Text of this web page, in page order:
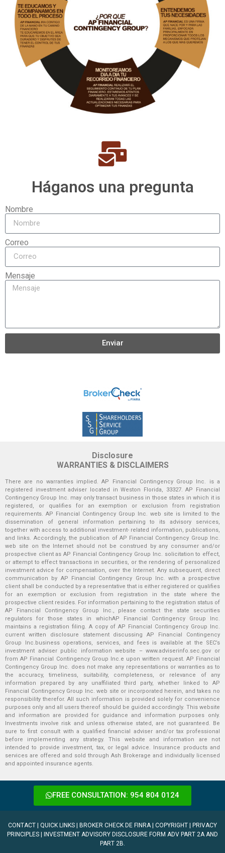
Háganos una pregunta
Nombre
Correo
Mensaje
Enviar
Disclosure
WARRANTIES & DISCLAIMERS
There are no warranties implied. AP Financial Contingency Group Inc. is a
registered investment adviser located in Weston Florida, 33327. AP Financial
Contingency Group Inc. may only transact business in those states in which it is
registered, or qualifies for an exemption or exclusion from registration
requirements. AP Financial Contingency Group Inc. web site is limited to the
dissemination of general information pertaining to its advisory services,
together with access to additional investment- related information, publications,
and links. Accordingly, the publication of AP Financial Contingency Group Inc.
web site on the Internet should not be construed by any consumer and/or
prospective client as AP Financial Contingency Group Inc. solicitation to effect,
or attempt to effect transactions in securities, or the rendering of personalized
investment advice for compensation, over the Internet. Any subsequent, direct
communication by AP Financial Contingency Group Inc. with a prospective
client shall be conducted by a representative that is either registered or qualifies
for an exemption or exclusion from registration in the state where the
prospective client resides. For information pertaining to the registration status of
AP Financial Contingency Group Inc., please contact the state securities
regulators for those states in whichAP Financial Contingency Group Inc.
maintains a registration filing. A copy of AP Financial Contingency Group Inc.
current written disclosure statement discussing AP Financial Contingency
Group Inc.business operations, services, and fees is available at the SEC’s
investment adviser public information website – www.adviserinfo.sec.gov or
from AP Financial Contingency Group Inc.e upon written request. AP Financial
Contingency Group Inc. does not make any representations or warranties as to
the accuracy, timeliness, suitability, completeness, or relevance of any
information prepared by any unaffiliated third party, whether linked to AP
Financial Contingency Group Inc. web site or incorporated herein, and takes no
responsibility therefor. All such information is provided solely for convenience
purposes only and all users thereof should be guided accordingly. This website
and information are provided for guidance and information purposes only.
Investments involve risk and unless otherwise stated, are not guaranteed. Be
sure to first consult with a qualified financial adviser and/or tax professional
before implementing any strategy. This website and information are not
intended to provide investment, tax, or legal advice. Insurance products and
services are offered and sold through Ash Brokerage and individually licensed
and appointed insurance agents.
FREE CONSULTATION: 954 804 0124
CONTACT QUICK LINKS BROKER CHECK DE FINRA COPYRIGHT
PRIVACY
PRINCIPLES
INVESTMENT ADVISORY DISCLOSURE FORM ADV PART 2A AND
PART 2B.